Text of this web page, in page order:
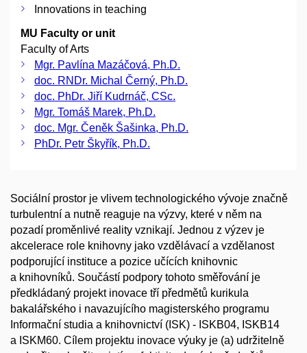
Innovations in teaching
MU Faculty or unit
Faculty of Arts
Mgr. Pavlína Mazáčová, Ph.D.
doc. RNDr. Michal Černý, Ph.D.
doc. PhDr. Jiří Kudrnáč, CSc.
Mgr. Tomáš Marek, Ph.D.
doc. Mgr. Čeněk Šašinka, Ph.D.
PhDr. Petr Škyřík, Ph.D.
Sociální prostor je vlivem technologického vývoje značně
turbulentní a nutně reaguje na výzvy, které v něm na
pozadí proměnlivé reality vznikají. Jednou z výzev je
akcelerace role knihovny jako vzdělávací a vzdělanost
podporující instituce a pozice učících knihovnic
a knihovníků. Součástí podpory tohoto směřování je
předkládaný projekt inovace tří předmětů kurikula
bakalářského i navazujícího magisterského programu
Informační studia a knihovnictví (ISK) - ISKB04, ISKB14
a ISKM60. Cílem projektu inovace výuky je (a) udržitelně